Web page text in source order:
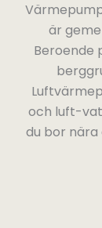
är
Beroende
och luft-
du bor